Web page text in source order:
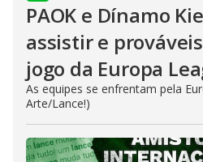
PAOK e Dínamo
assistir e
jogo da Europa
As equipes se enfrentam pela
Arte/Lance!)